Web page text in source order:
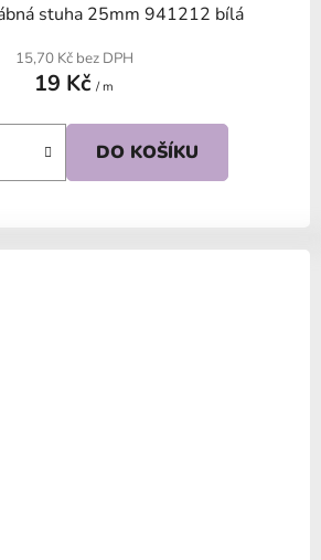
stuha 25mm 941212 bílá
15,70 Kč bez DPH
19 Kč / m
DO KOŠÍKU